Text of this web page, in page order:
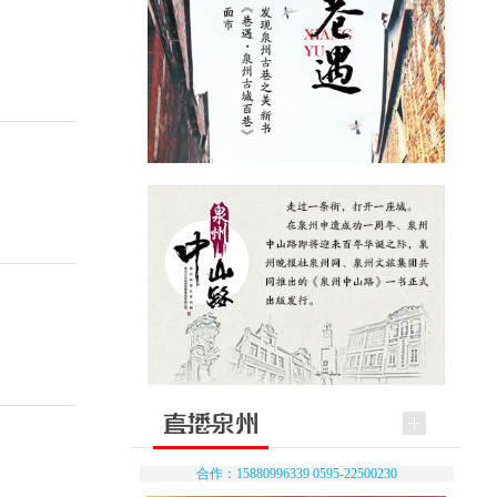
合作：15880996339 0595-22500230